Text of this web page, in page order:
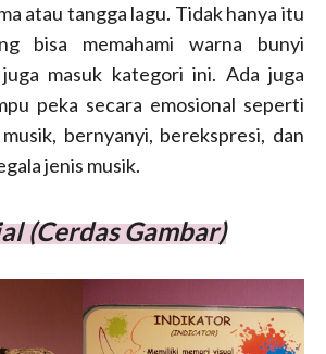
atau tangga lagu. Tidak hanya itu
bisa memahami warna bunyi
masuk kategori ini. Ada juga
peka secara emosional seperti
bernyanyi, berekspresi, dan
jenis musik.
(Cerdas Gambar)